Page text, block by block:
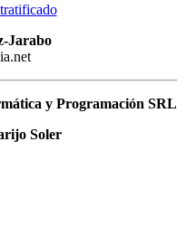
Jarabo
y Programación SRL
Soler